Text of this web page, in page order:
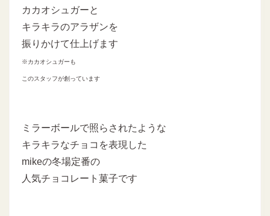
カカオシュガーと
キラキラのアラザンを
振りかけて仕上げます
※カカオシュガーも
このスタッフが創っています
ミラーボールで照らされたような
キラキラなチョコを表現した
mikeの冬場定番の
人気チョコレート菓子です